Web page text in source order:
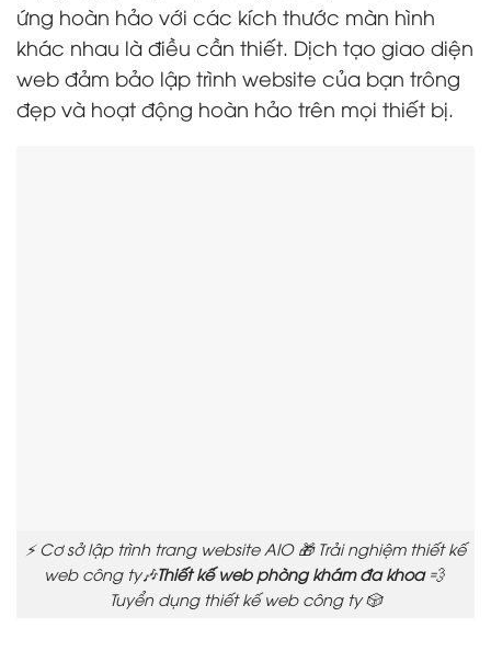
ứng hoàn hảo với các kích thước màn hình
khác nhau là điều cần thiết. Dịch tạo giao diện
web đảm bảo lập trình website của bạn trông
đẹp và hoạt động hoàn hảo trên mọi thiết bị.
⚡ Cơ sở lập trình trang website AIO 🎁 Trải nghiệm thiết kế
web công ty🎶Thiết kế web phòng khám đa khoa💨
Tuyển dụng thiết kế web công ty 🎲